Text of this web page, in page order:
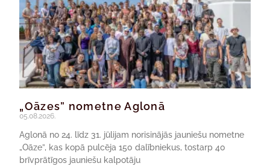
„Oāzes” nometne Aglonā
05.08.2026.
Aglonā no 24. līdz 31. jūlijam norisinājās jauniešu nometne
„Oāze”, kas kopā pulcēja 150 dalībniekus, tostarp 40
brīvprātīgos jauniešu kalpotāju